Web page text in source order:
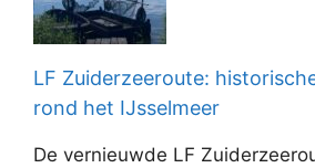
LF Zuiderzeeroute:
rond het IJsselmeer
De vernieuwde LF